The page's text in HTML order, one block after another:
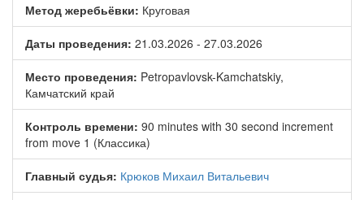
Метод жеребьёвки: Круговая
Даты проведения: 21.03.2026 - 27.03.2026
Место проведения: Petropavlovsk-Kamchatskiy,
Камчатский край
Контроль времени: 90 minutes with 30 second increment
from move 1 (Классика)
Главный судья: Крюков Михаил Витальевич